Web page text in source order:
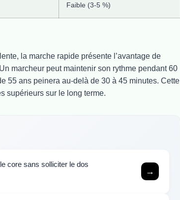
Faible (3-5 %)
la marche rapide présente l’avantage de
marcheur peut maintenir son rythme pendant 60
55 ans peinera au-delà de 30 à 45 minutes. Cette
supérieurs sur le long terme.
core sans solliciter le dos
→